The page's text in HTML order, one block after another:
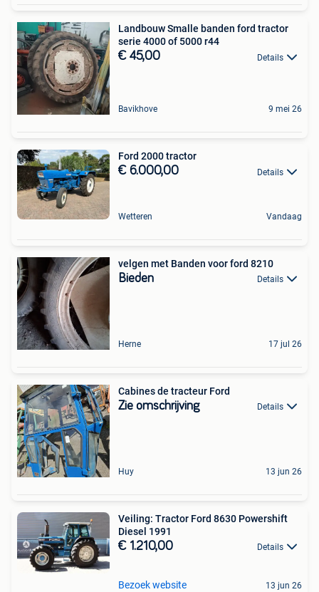
Landbouw Smalle banden ford tractor
serie 4000 of 5000 r44
€ 45,00 Details
Bavikhove 9 mei 26
Ford 2000 tractor
€ 6.000,00 Details
Wetteren Vandaag
velgen met Banden voor ford 8210
Bieden Details
Herne 17 jul 26
Cabines de tracteur Ford
Zie omschrijving Details
Huy 13 jun 26
Veiling: Tractor Ford 8630 Powershift
Diesel 1991
€ 1.210,00 Details
Bezoek website 13 jun 26